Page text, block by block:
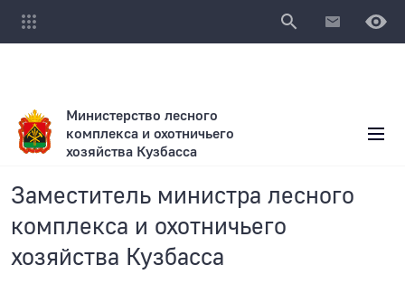
Министерство лесного
комплекса и охотничьего
хозяйства Кузбасса
Заместитель министра лесного
комплекса и охотничьего
хозяйства Кузбасса